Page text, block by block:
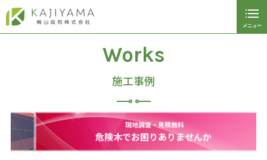
メニュー
閉じる
従業員募集
パートナー募集
Works
施工事例
現地調査・見積無料
危険木でお困りありませんか